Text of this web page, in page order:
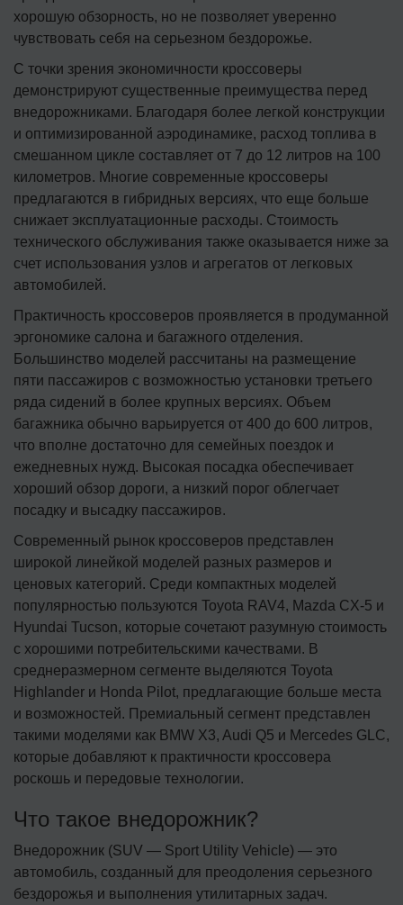
хорошую обзорность, но не позволяет уверенно
чувствовать себя на серьезном бездорожье.
С точки зрения экономичности кроссоверы
демонстрируют существенные преимущества перед
внедорожниками. Благодаря более легкой конструкции
и оптимизированной аэродинамике, расход топлива в
смешанном цикле составляет от 7 до 12 литров на 100
километров. Многие современные кроссоверы
предлагаются в гибридных версиях, что еще больше
снижает эксплуатационные расходы. Стоимость
технического обслуживания также оказывается ниже за
счет использования узлов и агрегатов от легковых
автомобилей.
Практичность кроссоверов проявляется в продуманной
эргономике салона и багажного отделения.
Большинство моделей рассчитаны на размещение
пяти пассажиров с возможностью установки третьего
ряда сидений в более крупных версиях. Объем
багажника обычно варьируется от 400 до 600 литров,
что вполне достаточно для семейных поездок и
ежедневных нужд. Высокая посадка обеспечивает
хороший обзор дороги, а низкий порог облегчает
посадку и высадку пассажиров.
Современный рынок кроссоверов представлен
широкой линейкой моделей разных размеров и
ценовых категорий. Среди компактных моделей
популярностью пользуются Toyota RAV4, Mazda CX-5 и
Hyundai Tucson, которые сочетают разумную стоимость
с хорошими потребительскими качествами. В
среднеразмерном сегменте выделяются Toyota
Highlander и Honda Pilot, предлагающие больше места
и возможностей. Премиальный сегмент представлен
такими моделями как BMW X3, Audi Q5 и Mercedes GLC,
которые добавляют к практичности кроссовера
роскошь и передовые технологии.
Что такое внедорожник?
Внедорожник (SUV — Sport Utility Vehicle) — это
автомобиль, созданный для преодоления серьезного
бездорожья и выполнения утилитарных задач.